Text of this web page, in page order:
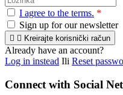
I agree to the terms. *
Sign up for our newsletter
  Kreirajte korisnički račun
Already have an account?
Log in instead Ili Reset
Connect with Social